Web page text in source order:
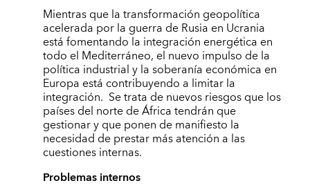
Mientras que la transformación geopolítica
acelerada por la guerra de Rusia en Ucrania
está fomentando la integración energética en
todo el Mediterráneo, el nuevo impulso de la
política industrial y la soberanía económica en
Europa está contribuyendo a limitar la
integración. Se trata de nuevos riesgos que los
países del norte de África tendrán que
gestionar y que ponen de manifiesto la
necesidad de prestar más atención a las
cuestiones internas.
Problemas internos